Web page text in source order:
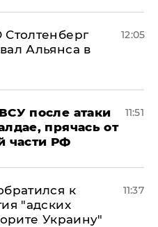
Альянса в
12:05
после атаки
прячась от
части РФ
11:51
к
"адских
Украину"
11:37